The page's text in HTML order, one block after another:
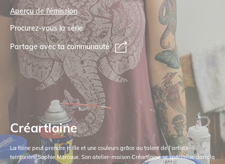
Aperçu de l'émission
Procurez-vous la série
Partage avec ta communauté
Créartlaine
La laine peut prendre mille et une couleurs grâce au talent de l’artiste-
teinturière Sophie Marcoux. Son atelier-maison Créartlaine se spécialise dans la